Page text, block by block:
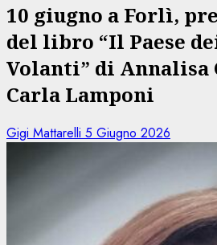
10 giugno a Forlì,
del libro “Il Paese
Volanti” di Annalisa
Carla Lamponi
Gigi Mattarelli 5 Giugno 2026